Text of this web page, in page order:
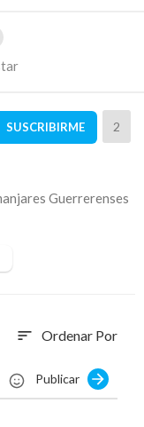
SUSCRIBIRME 2
Guerrerenses
sort Ordenar Por
Publicar